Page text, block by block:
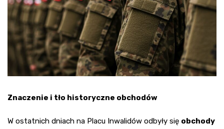
Znaczenie i tło historyczne obchodów
W ostatnich dniach na Placu Inwalidów odbyły się obchody